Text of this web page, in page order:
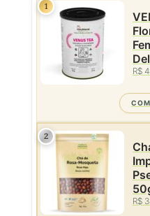
1
R$
2
R$